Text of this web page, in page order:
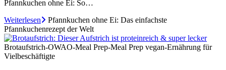
Pfannkuchen ohne Ei: So…
Weiterlesen
Pfannkuchen ohne Ei: Das einfachste
Pfannkuchenrezept der Welt
Brotaufstrich-OWAO-Meal Prep-Meal Prep vegan-Ernährung für
Vielbeschäftigte